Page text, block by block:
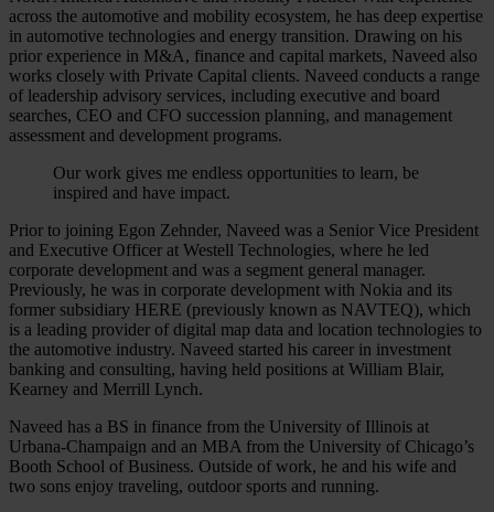
across the automotive and mobility ecosystem, he has deep expertise
in automotive technologies and energy transition. Drawing on his
prior experience in M&A, finance and capital markets, Naveed also
works closely with Private Capital clients. Naveed conducts a range
of leadership advisory services, including executive and board
searches, CEO and CFO succession planning, and management
assessment and development programs.
Our work gives me endless opportunities to learn, be
inspired and have impact.
Prior to joining Egon Zehnder, Naveed was a Senior Vice President
and Executive Officer at Westell Technologies, where he led
corporate development and was a segment general manager.
Previously, he was in corporate development with Nokia and its
former subsidiary HERE (previously known as NAVTEQ), which
is a leading provider of digital map data and location technologies to
the automotive industry. Naveed started his career in investment
banking and consulting, having held positions at William Blair,
Kearney and Merrill Lynch.
Naveed has a BS in finance from the University of Illinois at
Urbana-Champaign and an MBA from the University of Chicago’s
Booth School of Business. Outside of work, he and his wife and
two sons enjoy traveling, outdoor sports and running.